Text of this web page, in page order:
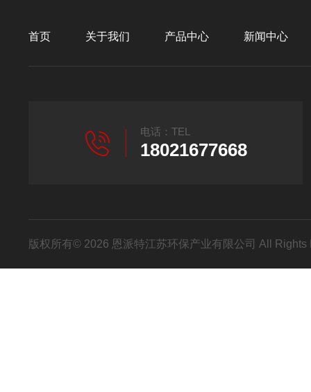
首页 关于我们 产品中心 新闻中心
电话：TEL
18021677668
版权所有© 2026 恩派特江苏环保产业有限公司 All